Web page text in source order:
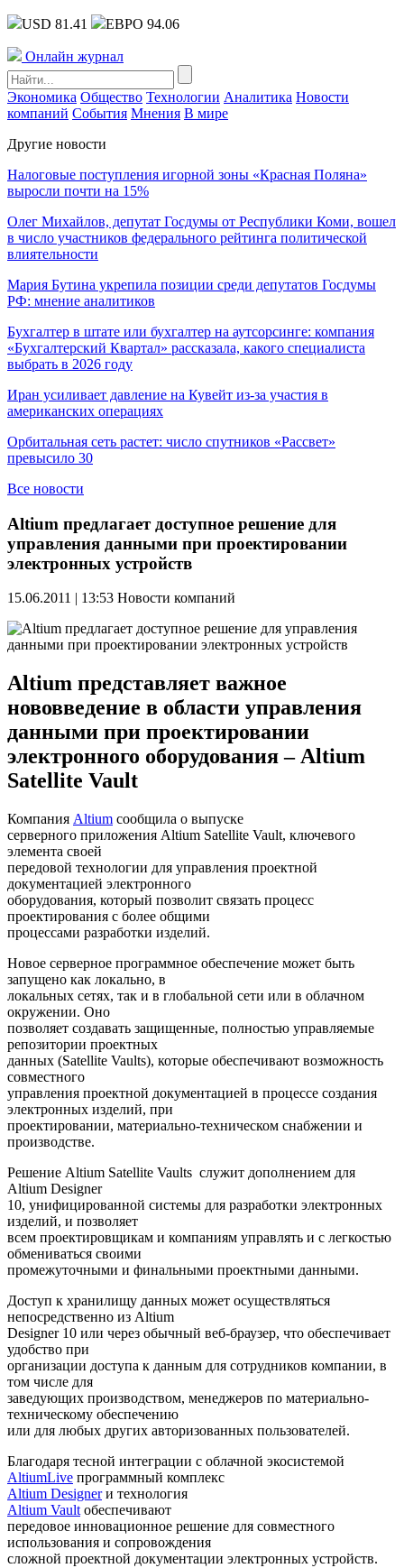
USD 81.41 ЕВРО 94.06
Онлайн журнал
Экономика Общество Технологии Аналитика Новости
компаний События Мнения В мире
Другие новости
Налоговые поступления игорной зоны «Красная Поляна»
выросли почти на 15%
Олег Михайлов, депутат Госдумы от Республики Коми, вошел
в число участников федерального рейтинга политической
влиятельности
Мария Бутина укрепила позиции среди депутатов Госдумы
РФ: мнение аналитиков
Бухгалтер в штате или бухгалтер на аутсорсинге: компания
«Бухгалтерский Квартал» рассказала, какого специалиста
выбрать в 2026 году
Иран усиливает давление на Кувейт из-за участия в
американских операциях
Орбитальная сеть растет: число спутников «Рассвет»
превысило 30
Все новости
Altium предлагает доступное решение для
управления данными при проектировании
электронных устройств
15.06.2011 | 13:53 Новости компаний
Altium представляет важное
нововведение в области управления
данными при проектировании
электронного оборудования – Altium
Satellite Vault
Компания Altium сообщила о выпуске
серверного приложения Altium Satellite Vault, ключевого
элемента своей
передовой технологии для управления проектной
документацией электронного
оборудования, который позволит связать процесс
проектирования с более общими
процессами разработки изделий.
Новое серверное программное обеспечение может быть
запущено как локально, в
локальных сетях, так и в глобальной сети или в облачном
окружении. Оно
позволяет создавать защищенные, полностью управляемые
репозитории проектных
данных (Satellite Vaults), которые обеспечивают возможность
совместного
управления проектной документацией в процессе создания
электронных изделий, при
проектировании, материально-техническом снабжении и
производстве.
Решение Altium Satellite Vaults служит дополнением для
Altium Designer
10, унифицированной системы для разработки электронных
изделий, и позволяет
всем проектировщикам и компаниям управлять и с легкостью
обмениваться своими
промежуточными и финальными проектными данными.
Доступ к хранилищу данных может осуществляться
непосредственно из Altium
Designer 10 или через обычный веб-браузер, что обеспечивает
удобство при
организации доступа к данным для сотрудников компании, в
том числе для
заведующих производством, менеджеров по материально-
техническому обеспечению
или для любых других авторизованных пользователей.
Благодаря тесной интеграции с облачной экосистемой
AltiumLive программный комплекс
Altium Designerи технология
Altium Vault обеспечивают
передовое инновационное решение для совместного
использования и сопровождения
сложной проектной документации электронных устройств.